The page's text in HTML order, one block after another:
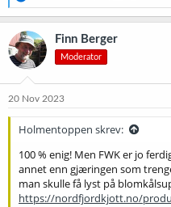
e
a
k
s
j
o
e
Finn Berger
Moderator
20 Nov 2023
Holmentoppen skrev:
100 % enig! Men FWK er jo
annet enn gjæringen som
man skulle få lyst på
https://nordfjordkjott.no/